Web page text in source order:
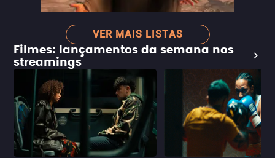
VER MAIS LISTAS
Filmes: lançamentos da semana nos
streamings